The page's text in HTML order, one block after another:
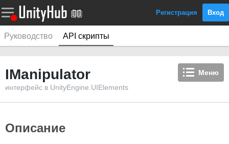
Регистрация Вход
Руководство API скрипты
Меню
IManipulator
интерфейс в UnityEngine.UIElements
Описание